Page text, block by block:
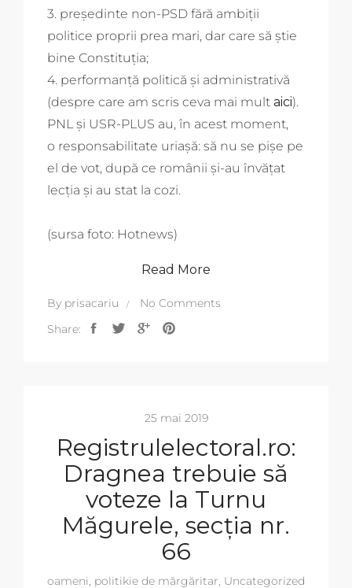
3. președinte non-PSD fără ambiții
politice proprii prea mari, dar care să știe
bine Constituția;
4. performanță politică și administrativă
(despre care am scris ceva mai mult aici).
PNL și USR-PLUS au, în acest moment,
o responsabilitate uriașă: să nu se pișe pe
el de vot, după ce românii și-au învățat
lecția și au stat la cozi.
(sursa foto: Hotnews)
Read More
By prisacariu
No Comments
Share:
25 mai 2019
Registrulelectoral.ro:
Dragnea trebuie să
voteze la Turnu
Măgurele, secția nr.
66
oameni politikie de mărgăritar Uncategorized